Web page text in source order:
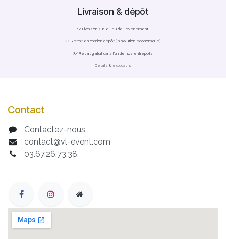
Livraison & dépôt
1/ Livraison sur le lieu de l'événement
2/ Retrait en camion dépôt (la solution économique)
3/ Retrait gratuit dans l'un de nos entrepôts
Détails & explicatifs
Contact
Contactez-nous
contact@vl-event.com
03.67.26.73.38.